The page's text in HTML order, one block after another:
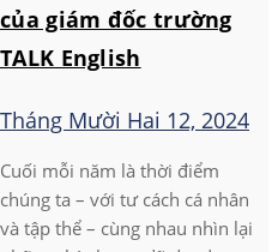
của giám đốc trường
TALK English
Tháng Mười Hai 12, 2024
Cuối mỗi năm là thời điểm
chúng ta – với tư cách cá nhân
và tập thể – cùng nhau nhìn lại